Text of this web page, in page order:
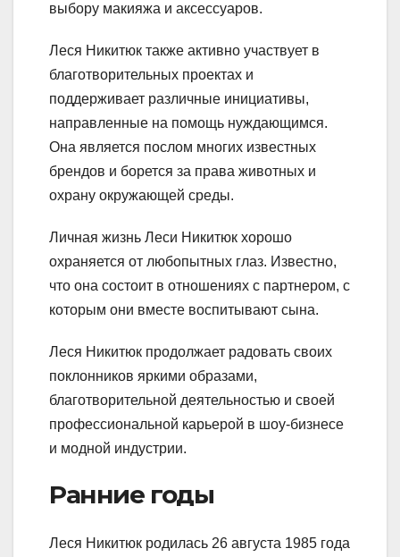
выбору макияжа и аксессуаров.
Леся Никитюк также активно участвует в
благотворительных проектах и
поддерживает различные инициативы,
направленные на помощь нуждающимся.
Она является послом многих известных
брендов и борется за права животных и
охрану окружающей среды.
Личная жизнь Леси Никитюк хорошо
охраняется от любопытных глаз. Известно,
что она состоит в отношениях с партнером, с
которым они вместе воспитывают сына.
Леся Никитюк продолжает радовать своих
поклонников яркими образами,
благотворительной деятельностью и своей
профессиональной карьерой в шоу-бизнесе
и модной индустрии.
Ранние годы
Леся Никитюк родилась 26 августа 1985 года